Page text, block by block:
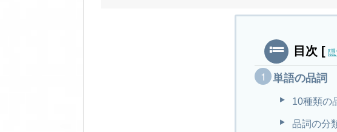
目次 [
単語の品詞
10種類の
品詞の分